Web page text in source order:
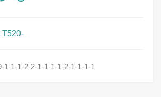
T520-
1-1-1-2-2-1-1-1-1-2-1-1-1-1